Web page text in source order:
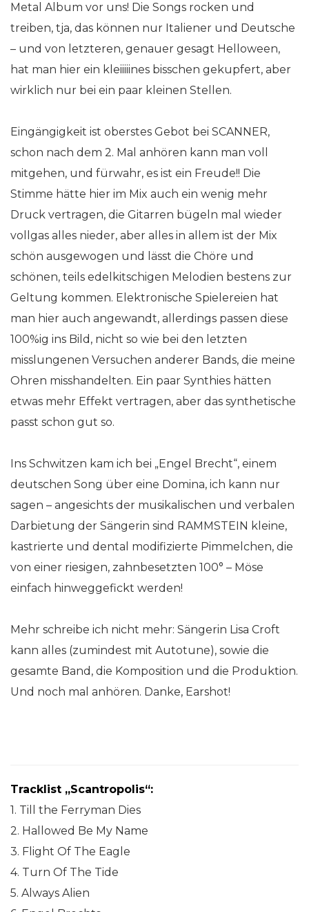
Metal Album vor uns! Die Songs rocken und
treiben, tja, das können nur Italiener und Deutsche
– und von letzteren, genauer gesagt Helloween,
hat man hier ein kleiiiiines bisschen gekupfert, aber
wirklich nur bei ein paar kleinen Stellen.
Eingängigkeit ist oberstes Gebot bei SCANNER,
schon nach dem 2. Mal anhören kann man voll
mitgehen, und fürwahr, es ist ein Freude!! Die
Stimme hätte hier im Mix auch ein wenig mehr
Druck vertragen, die Gitarren bügeln mal wieder
vollgas alles nieder, aber alles in allem ist der Mix
schön ausgewogen und lässt die Chöre und
schönen, teils edelkitschigen Melodien bestens zur
Geltung kommen. Elektronische Spielereien hat
man hier auch angewandt, allerdings passen diese
100%ig ins Bild, nicht so wie bei den letzten
misslungenen Versuchen anderer Bands, die meine
Ohren misshandelten. Ein paar Synthies hätten
etwas mehr Effekt vertragen, aber das synthetische
passt schon gut so.
Ins Schwitzen kam ich bei „Engel Brecht“, einem
deutschen Song über eine Domina, ich kann nur
sagen – angesichts der musikalischen und verbalen
Darbietung der Sängerin sind RAMMSTEIN kleine,
kastrierte und dental modifizierte Pimmelchen, die
von einer riesigen, zahnbesetzten 100° – Möse
einfach hinweggefickt werden!
Mehr schreibe ich nicht mehr: Sängerin Lisa Croft
kann alles (zumindest mit Autotune), sowie die
gesamte Band, die Komposition und die Produktion.
Und noch mal anhören. Danke, Earshot!
Tracklist „Scantropolis“:
1. Till the Ferryman Dies
2. Hallowed Be My Name
3. Flight Of The Eagle
4. Turn Of The Tide
5. Always Alien